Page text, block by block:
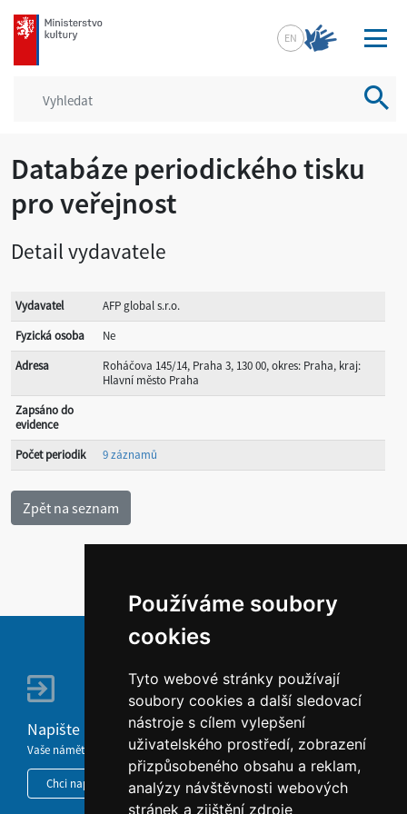
Používáme soubory
cookies
Tyto webové stránky používají
soubory cookies a další sledovací
nástroje s cílem vylepšení
uživatelského prostředí, zobrazení
přizpůsobeného obsahu a reklam,
analýzy návštěvnosti webových
stránek a zjištění zdroje
mkcr.cz
EN
Databáze periodického tisku
pro veřejnost
Detail vydavatele
Vydavatel
AFP global s.r.o.
Fyzická osoba
Ne
Adresa
Roháčova 145/14, Praha 3, 130 00, okres: Praha, kraj:
Hlavní město Praha
Zapsáno do
evidence
Počet periodik
9 záznamů
Napište nám
Vaše náměty, komentáře, připomínky a dotazy nezůstanou bez odezvy.
Chci napsat MKČR